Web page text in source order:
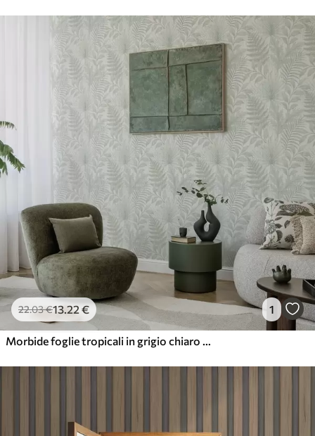
22.03€13.22 € 1
Morbide foglie tropicali in grigio chiaro su texture di lino